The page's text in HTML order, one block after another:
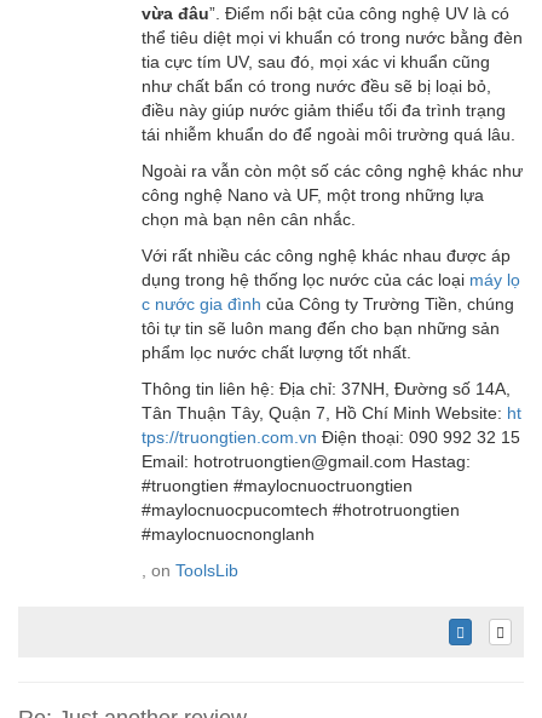
vừa đâu”. Điểm nổi bật của công nghệ UV là có
thể tiêu diệt mọi vi khuẩn có trong nước bằng đèn
tia cực tím UV, sau đó, mọi xác vi khuẩn cũng
như chất bẩn có trong nước đều sẽ bị loại bỏ,
điều này giúp nước giảm thiểu tối đa trình trạng
tái nhiễm khuẩn do để ngoài môi trường quá lâu.
Ngoài ra vẫn còn một số các công nghệ khác như
công nghệ Nano và UF, một trong những lựa
chọn mà bạn nên cân nhắc.
Với rất nhiều các công nghệ khác nhau được áp
dụng trong hệ thống lọc nước của các loại máy lọ
c nước gia đình của Công ty Trường Tiền, chúng
tôi tự tin sẽ luôn mang đến cho bạn những sản
phẩm lọc nước chất lượng tốt nhất.
Thông tin liên hệ: Địa chỉ: 37NH, Đường số 14A,
Tân Thuận Tây, Quận 7, Hồ Chí Minh Website: ht
tps://truongtien.com.vn Điện thoại: 090 992 32 15
Email: hotrotruongtien@gmail.com Hastag:
#truongtien #maylocnuoctruongtien
#maylocnuocpucomtech #hotrotruongtien
#maylocnuocnonglanh
, on ToolsLib